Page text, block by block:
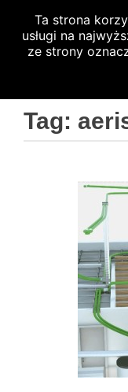
Tag:
Ta strona
usługi na
ze strony